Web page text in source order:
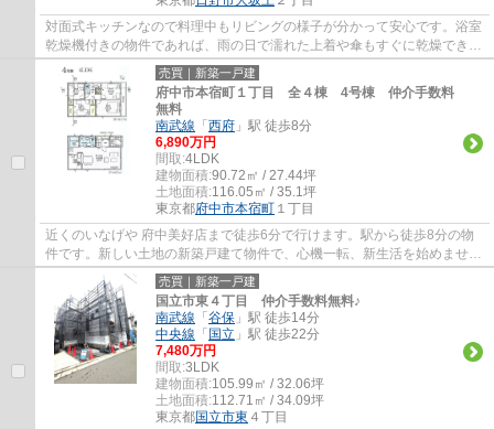
対面式キッチンなので料理中もリビングの様子が分かって安心です。浴室
乾燥機付きの物件であれば、雨の日で濡れた上着や傘もすぐに乾燥できま
す。駅から徒歩10分圏内の物件です。家族...
売買｜新築一戸建
府中市本宿町１丁目 全４棟 4号棟 仲介手数料
無料
南武線 「 西府 」駅 徒歩8分
6,890万円
間取:4LDK
建物面積:90.72㎡ / 27.44坪
土地面積:116.05㎡ / 35.1坪
東京都府中市本宿町 １丁目
近くのいなげや 府中美好店まで徒歩6分で行けます。駅から徒歩8分の物
件です。新しい土地の新築戸建て物件で、心機一転、新生活を始めません
か。東南側道路に面した物件は住んでみてわ...
売買｜新築一戸建
国立市東４丁目 仲介手数料無料♪
南武線 「 谷保 」駅 徒歩14分
中央線 「 国立 」駅 徒歩22分
7,480万円
間取:3LDK
建物面積:105.99㎡ / 32.06坪
土地面積:112.71㎡ / 34.09坪
東京都国立市東 ４丁目